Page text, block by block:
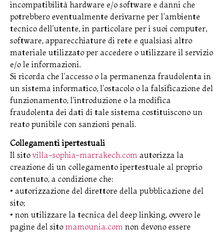
incompatibilità hardware e/o software e danni che
potrebbero eventualmente derivarne per l'ambiente
tecnico dell'utente, in particolare per i suoi computer,
software, apparecchiature di rete e qualsiasi altro
materiale utilizzato per accedere o utilizzare il servizio
e/o le informazioni.
Si ricorda che l'accesso o la permanenza fraudolenta in
un sistema informatico, l'ostacolo o la falsificazione del
funzionamento, l'introduzione o la modifica
fraudolenta dei dati di tale sistema costituiscono un
reato punibile con sanzioni penali.
Collegamenti ipertestuali
Il sito villa-sophia-marrakech.com autorizza la
creazione di un collegamento ipertestuale al proprio
contenuto, a condizione che:
• autorizzazione del direttore della pubblicazione del
sito;
• non utilizzare la tecnica del deep linking, ovvero le
pagine del sito mamounia.com non devono essere